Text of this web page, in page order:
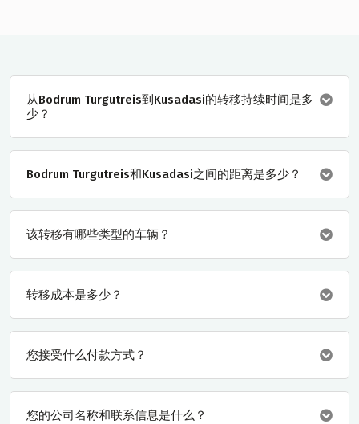
从Bodrum Turgutreis到Kusadasi的转移持续时间是多
少？
Bodrum Turgutreis和Kusadasi之间的距离是多少？
该转移有哪些类型的车辆？
转移成本是多少？
您接受什么付款方式？
您的公司名称和联系信息是什么？